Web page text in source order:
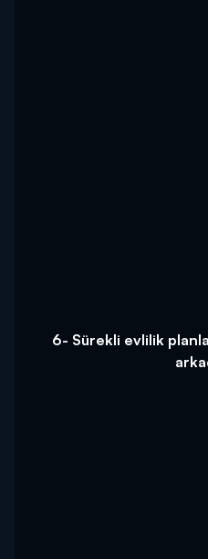
6- Sürekli evlilik